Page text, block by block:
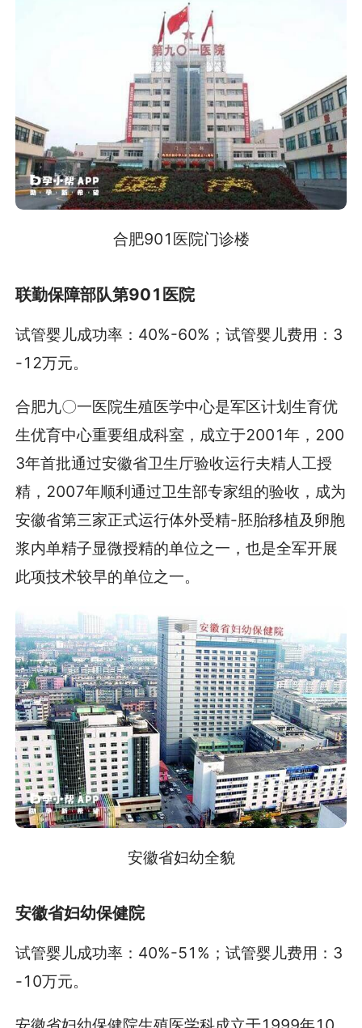
合肥901医院门诊楼
联勤保障部队第901医院
试管婴儿成功率：40%-60%；试管婴儿费用：3
-12万元。
合肥九〇一医院生殖医学中心是军区计划生育优
生优育中心重要组成科室，成立于2001年，200
3年首批通过安徽省卫生厅验收运行夫精人工授
精，2007年顺利通过卫生部专家组的验收，成为
安徽省第三家正式运行体外受精-胚胎移植及卵胞
浆内单精子显微授精的单位之一，也是全军开展
此项技术较早的单位之一。
安徽省妇幼全貌
安徽省妇幼保健院
试管婴儿成功率：40%-51%；试管婴儿费用：3
-10万元。